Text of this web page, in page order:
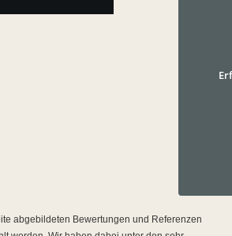
abgebildeten Bewertungen und Referenzen